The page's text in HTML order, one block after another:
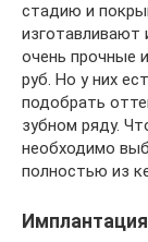
стадию и
изготавливают
очень прочные
руб. Но у них
подобрать
зубном ряду.
необходимо
полностью из
Имплантация